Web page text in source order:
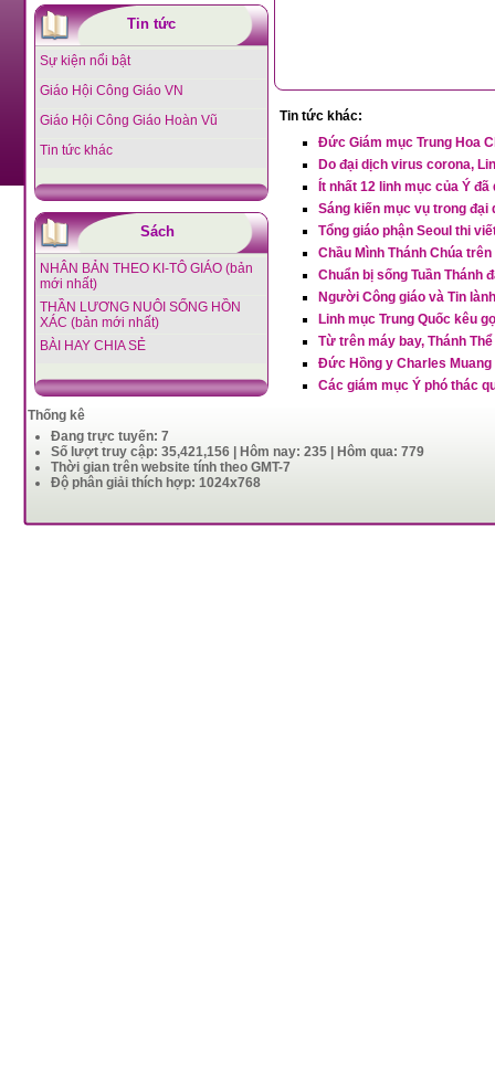
Tin tức
Sự kiện nổi bật
Giáo Hội Công Giáo VN
Giáo Hội Công Giáo Hoàn Vũ
Tin tức khác
Sách
NHÂN BẢN THEO KI-TÔ GIÁO (bản
mới nhất)
THẦN LƯƠNG NUÔI SỐNG HỒN
XÁC (bản mới nhất)
BÀI HAY CHIA SẺ
Tin tức khác:
Đức Giám mục Trung Hoa
Do đại dịch virus corona,
Ít nhất 12 linh mục của Ý
Sáng kiến mục vụ trong đại
Tổng giáo phận Seoul thi
Chầu Mình Thánh Chúa
Chuẩn bị sống Tuần Thánh
Người Công giáo và Tin
Linh mục Trung Quốc kêu
Từ trên máy bay, Thánh
Đức Hồng y Charles
Các giám mục Ý phó thác
Thống kê
Đang trực tuyến: 7
Số lượt truy cập: 35,421,156 | Hôm nay: 235 | Hôm qua: 779
Thời gian trên website tính theo GMT-7
Độ phân giải thích hợp: 1024x768